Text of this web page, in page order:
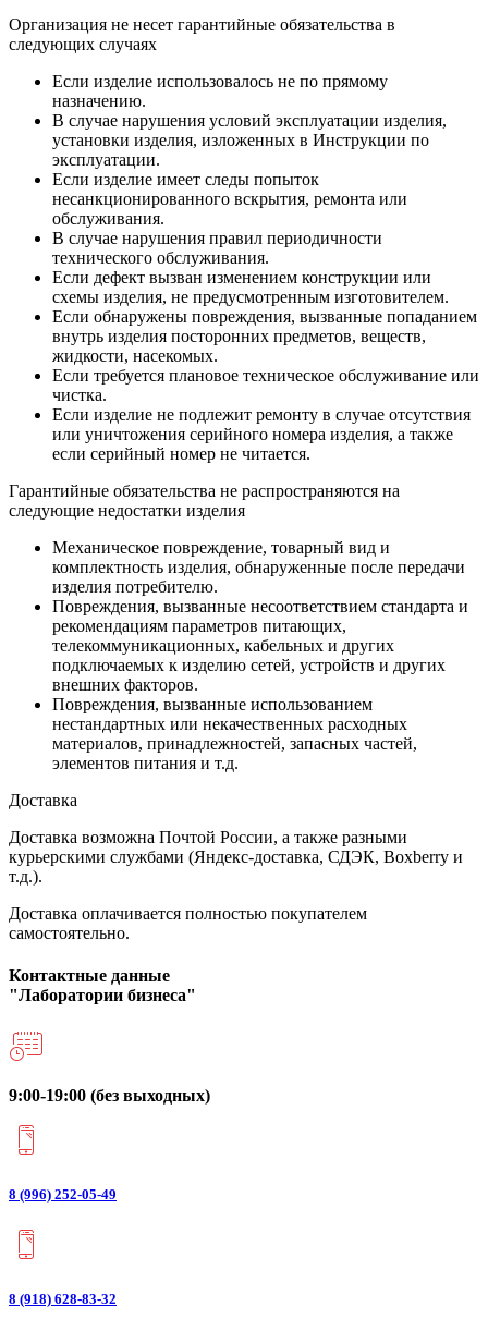
Организация не несет гарантийные обязательства в
следующих случаях
Если изделие использовалось не по прямому
назначению.
В случае нарушения условий эксплуатации изделия,
установки изделия, изложенных в Инструкции по
эксплуатации.
Если изделие имеет следы попыток
несанкционированного вскрытия, ремонта или
обслуживания.
В случае нарушения правил периодичности
технического обслуживания.
Если дефект вызван изменением конструкции или
схемы изделия, не предусмотренным изготовителем.
Если обнаружены повреждения, вызванные попаданием
внутрь изделия посторонних предметов, веществ,
жидкости, насекомых.
Если требуется плановое техническое обслуживание или
чистка.
Если изделие не подлежит ремонту в случае отсутствия
или уничтожения серийного номера изделия, а также
если серийный номер не читается.
Гарантийные обязательства не распространяются на
следующие недостатки изделия
Механическое повреждение, товарный вид и
комплектность изделия, обнаруженные после передачи
изделия потребителю.
Повреждения, вызванные несоответствием стандарта и
рекомендациям параметров питающих,
телекоммуникационных, кабельных и других
подключаемых к изделию сетей, устройств и других
внешних факторов.
Повреждения, вызванные использованием
нестандартных или некачественных расходных
материалов, принадлежностей, запасных частей,
элементов питания и т.д.
Доставка
Доставка возможна Почтой России, а также разными
курьерскими службами (Яндекс-доставка, СДЭК, Boxberry и
т.д.).
Доставка оплачивается полностью покупателем
самостоятельно.
Контактные данные
"Лаборатории бизнеса"
9:00-19:00 (без выходных)
8 (996) 252-05-49
8 (918) 628-83-32